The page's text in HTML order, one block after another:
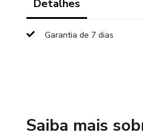
Detalhes
Garantia de 7 dias
Saiba mais